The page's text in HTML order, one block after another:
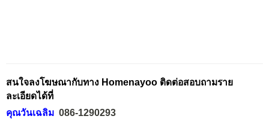
สนใจลงโฆษณากับทาง Homenayoo ติดต่อสอบถามราย
ละเอียดได้ที่
คุณวันเฉลิม 086-1290293